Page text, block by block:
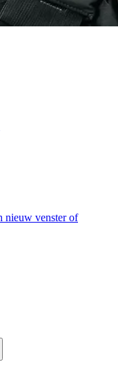
nieuw venster of